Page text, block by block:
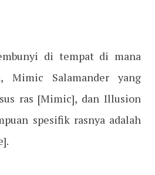
di tempat di mana
Mimic Salamander yang
ras [Mimic], dan Illusion
spesifik rasnya adalah